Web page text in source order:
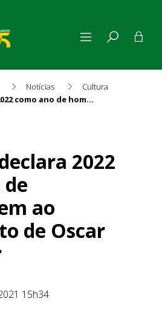
Notícias
Cultura
Proposta declara 2022 como ano de homenagem ao nascimento de Oscar Niemeyer
2022
ao
de Oscar
15h34